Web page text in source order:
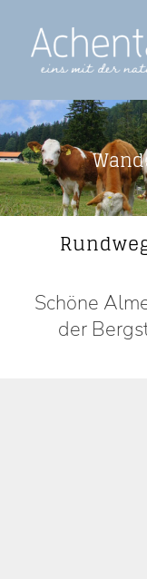
Schöne
der